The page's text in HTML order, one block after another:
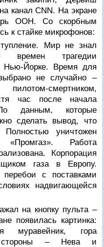
канал СNN. На экране
ООН. Со скорбным
к стайке микрофонов:
Мир не знал
времен трагедии
Нью-Йорке. Время для
не случайно –
смертником,
час после начала
данным, которые
сделать вывод, что
уничтожен
«Промгаз». Работа
Корпорация
газа в Европу.
перебои с поставками
надвигающейся
на кнопку пульта –
появилась картинка:
муравейник, гора
– Нева и